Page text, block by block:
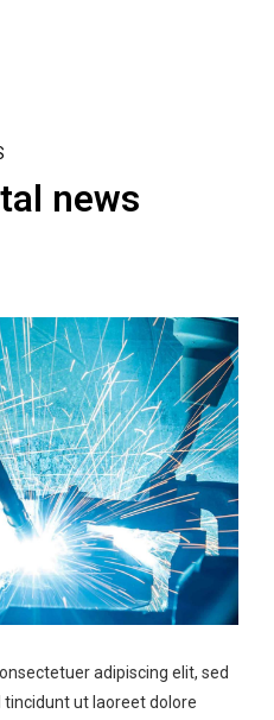
news
adipiscing elit, sed
ut laoreet dolore